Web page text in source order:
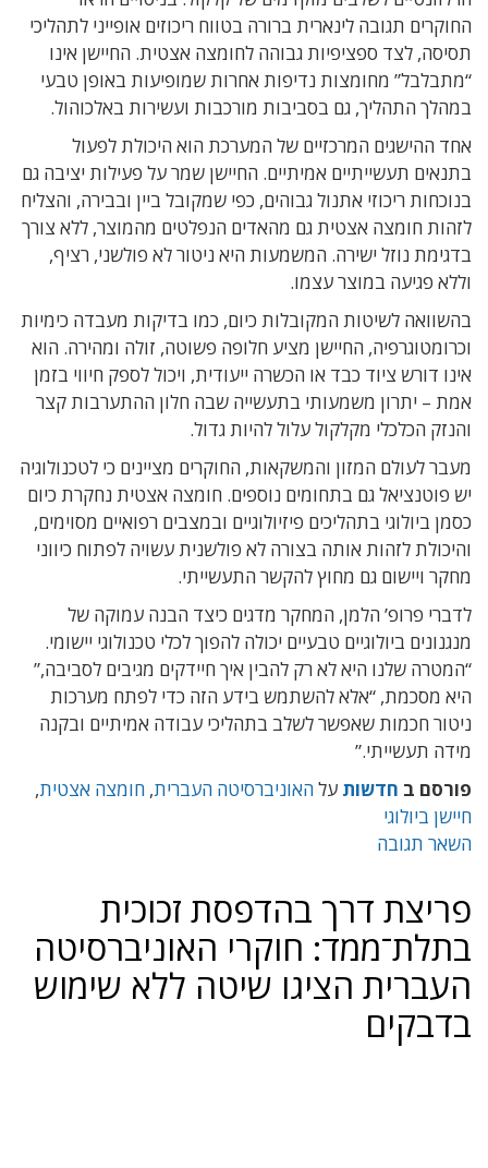
החוקרים תגובה לינארית ברורה בטווח ריכוזים אופייני לתהליכי
תסיסה, לצד ספציפיות גבוהה לחומצה אצטית. החיישן אינו
“מתבלבל” מחומצות נדיפות אחרות שמופיעות באופן טבעי
במהלך התהליך, גם בסביבות מורכבות ועשירות באלכוהול.
אחד ההישגים המרכזיים של המערכת הוא היכולת לפעול
בתנאים תעשייתיים אמיתיים. החיישן שמר על פעילות יציבה גם
בנוכחות ריכוזי אתנול גבוהים, כפי שמקובל ביין ובבירה, והצליח
לזהות חומצה אצטית גם מהאדים הנפלטים מהמוצר, ללא צורך
בדגימת נוזל ישירה. המשמעות היא ניטור לא פולשני, רציף,
וללא פגיעה במוצר עצמו.
בהשוואה לשיטות המקובלות כיום, כמו בדיקות מעבדה כימיות
וכרומטוגרפיה, החיישן מציע חלופה פשוטה, זולה ומהירה. הוא
אינו דורש ציוד כבד או הכשרה ייעודית, ויכול לספק חיווי בזמן
אמת – יתרון משמעותי בתעשייה שבה חלון ההתערבות קצר
והנזק הכלכלי מקלקול עלול להיות גדול.
מעבר לעולם המזון והמשקאות, החוקרים מציינים כי לטכנולוגיה
יש פוטנציאל גם בתחומים נוספים. חומצה אצטית נחקרת כיום
כסמן ביולוגי בתהליכים פיזיולוגיים ובמצבים רפואיים מסוימים,
והיכולת לזהות אותה בצורה לא פולשנית עשויה לפתוח כיווני
מחקר ויישום גם מחוץ להקשר התעשייתי.
לדברי פרופ’ הלמן, המחקר מדגים כיצד הבנה עמוקה של
מנגנונים ביולוגיים טבעיים יכולה להפוך לכלי טכנולוגי יישומי.
“המטרה שלנו היא לא רק להבין איך חיידקים מגיבים לסביבה,”
היא מסכמת, “אלא להשתמש בידע הזה כדי לפתח מערכות
ניטור חכמות שאפשר לשלב בתהליכי עבודה אמיתיים ובקנה
מידה תעשייתי.”
פורסם ב חדשות עלהאוניברסיטה העברית, חומצה אצטית,
חיישן ביולוגי
השאר תגובה
פריצת דרך בהדפסת זכוכית
בתלת־ממד: חוקרי האוניברסיטה
העברית הציגו שיטה ללא שימוש
בדבקים